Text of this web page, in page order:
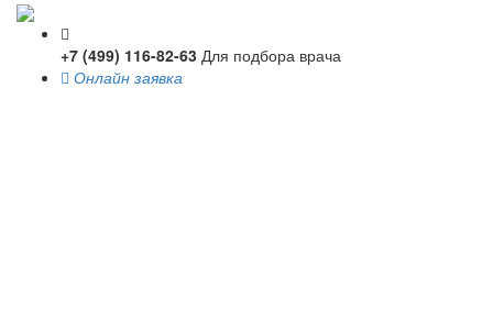
+7 (499) 116-82-63 Для подбора врача
Онлайн заявка